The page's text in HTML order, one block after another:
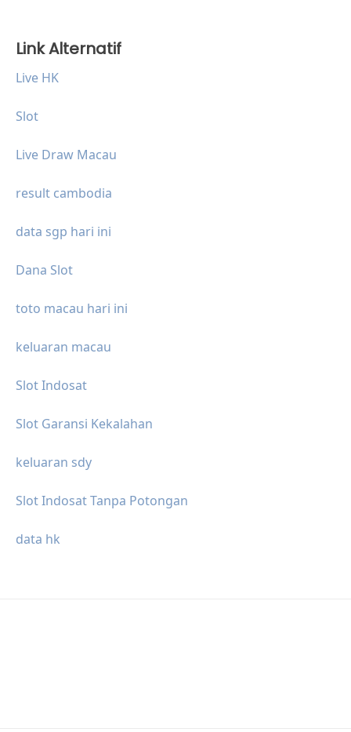
Link Alternatif
Live HK
Slot
Live Draw Macau
result cambodia
data sgp hari ini
Dana Slot
toto macau hari ini
keluaran macau
Slot Indosat
Slot Garansi Kekalahan
keluaran sdy
Slot Indosat Tanpa Potongan
data hk